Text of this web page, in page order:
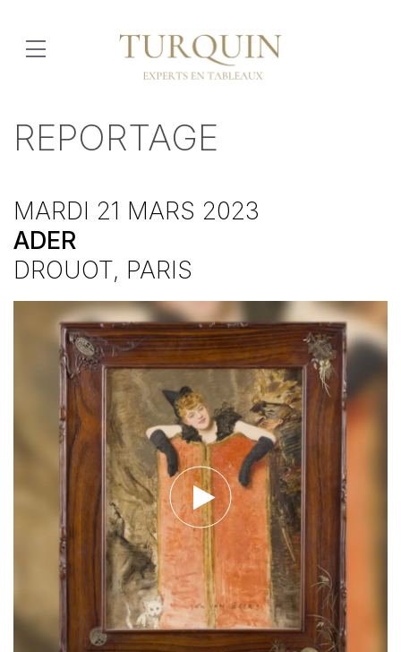
REPORTAGE
MARDI 21 MARS 2023
ADER
DROUOT, PARIS